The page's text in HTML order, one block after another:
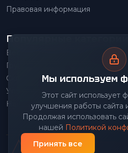
Мы используем
Этот сайт использует
улучшения работы сайта
Продолжая использовать
нашей Политикой
Принять все
Правовая информация
Популярные категории
Весовое оборудование
Грузоподъемное оборудование
Складское оборудование
Упаковочное оборудование
Наше производство